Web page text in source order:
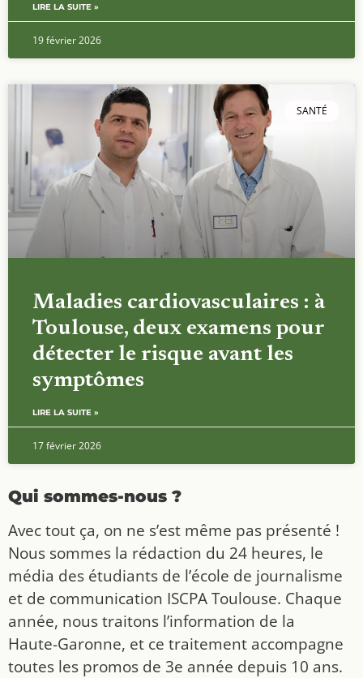
LIRE LA SUITE »
19 février 2026
SANTÉ
Maladies cardiovasculaires : à
Toulouse, deux examens pour
détecter le risque avant les
symptômes
LIRE LA SUITE »
17 février 2026
Qui sommes-nous ?
Avec tout ça, on ne s’est même pas présenté !
Nous sommes la rédaction du 24 heures, le
média des étudiants de l’école de journalisme
et de communication ISCPA Toulouse. Chaque
année, nous traitons l’information de la
Haute-Garonne, et ce traitement accompagne
toutes les promos de 3e année depuis 10 ans.